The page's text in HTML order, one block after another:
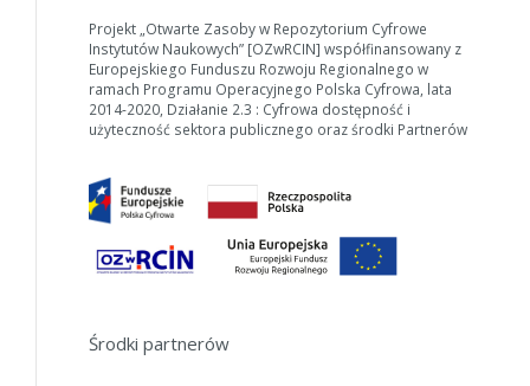
Projekt „Otwarte Zasoby w Repozytorium Cyfrowe
Instytutów Naukowych” [OZwRCIN] współfinansowany z
Europejskiego Funduszu Rozwoju Regionalnego w
ramach Programu Operacyjnego Polska Cyfrowa, lata
2014-2020, Działanie 2.3 : Cyfrowa dostępność i
użyteczność sektora publicznego oraz środki Partnerów
Środki partnerów